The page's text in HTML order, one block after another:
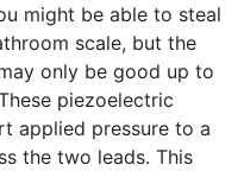
might be able to steal
scale, but the
only be good up to
piezoelectric
applied pressure to a
the two leads. This